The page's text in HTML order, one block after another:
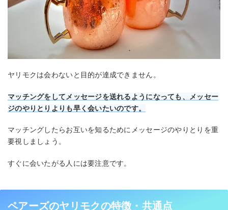
ヤリモクは会わないと目的が達成できません。
マッチングをしてメッセージを送れるようになっても、メッセー
ジのやりとりよりも早く会いたいのです。
マッチングしたらお互いを知るためにメッセージのやりとりを重
要視しましょう。
すぐに会いたがる人には要注意です。
ペアーズのヤリモクの特徴・共通点